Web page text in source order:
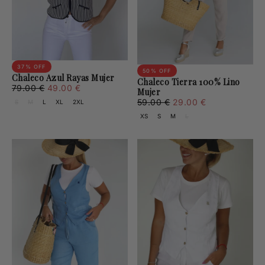
Chaleco Azul Rayas Mujer
37 % OFF
49.00
Regular
79.00 € Minimum
price
49.00 €
L XL 2XL
Chaleco Tierra 100% Lino
Mujer
50 % OFF
29.00
Regular
price
59.00 € Minimum
price
29.00 €
XS S M